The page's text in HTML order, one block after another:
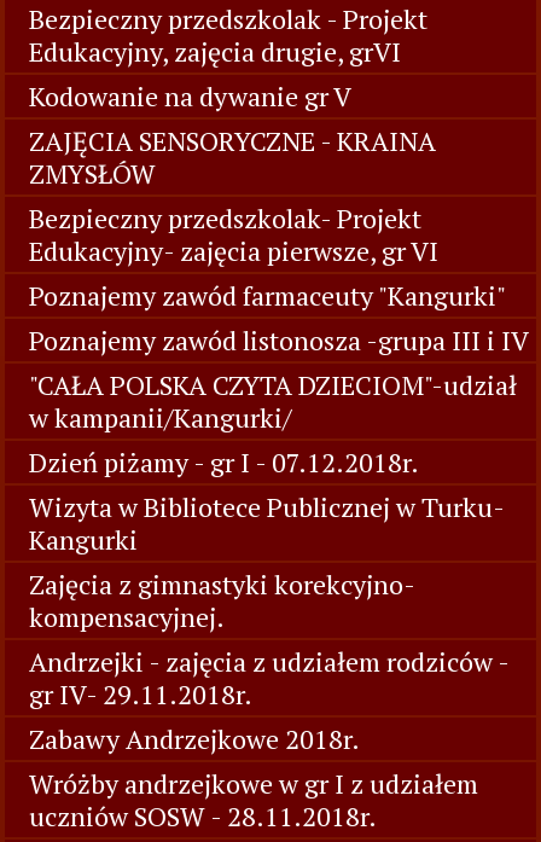
Bezpieczny przedszkolak - Projekt
Edukacyjny, zajęcia drugie, grVI
Kodowanie na dywanie gr V
ZAJĘCIA SENSORYCZNE - KRAINA
ZMYSŁÓW
Bezpieczny przedszkolak- Projekt
Edukacyjny- zajęcia pierwsze, gr VI
Poznajemy zawód farmaceuty "Kangurki"
Poznajemy zawód listonosza -grupa III i IV
"CAŁA POLSKA CZYTA DZIECIOM"-udział
w kampanii/Kangurki/
Dzień piżamy - gr I - 07.12.2018r.
Wizyta w Bibliotece Publicznej w Turku-
Kangurki
Zajęcia z gimnastyki korekcyjno-
kompensacyjnej.
Andrzejki - zajęcia z udziałem rodziców -
gr IV- 29.11.2018r.
Zabawy Andrzejkowe 2018r.
Wróżby andrzejkowe w gr I z udziałem
uczniów SOSW - 28.11.2018r.